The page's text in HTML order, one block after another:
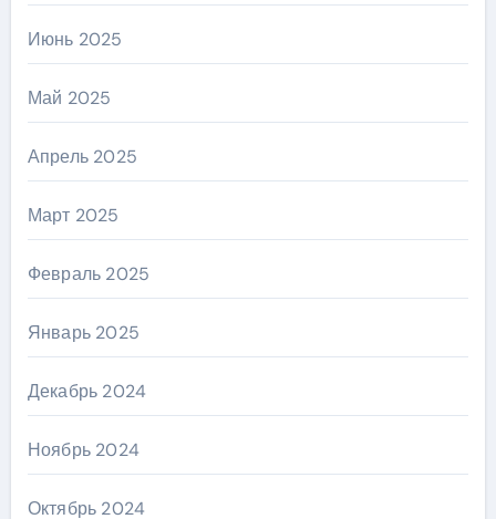
Июнь 2025
Май 2025
Апрель 2025
Март 2025
Февраль 2025
Январь 2025
Декабрь 2024
Ноябрь 2024
Октябрь 2024